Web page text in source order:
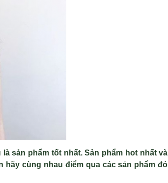
sản phẩm tốt nhất. Sản phẩm hot nhất và
hãy cùng nhau điểm qua các sản phẩm đó